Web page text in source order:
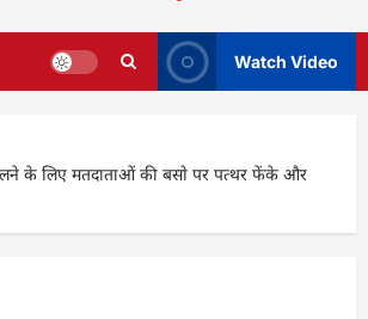
Watch Video
के लिए मतदाताओं की बसाे पर पत्थर फेंके और